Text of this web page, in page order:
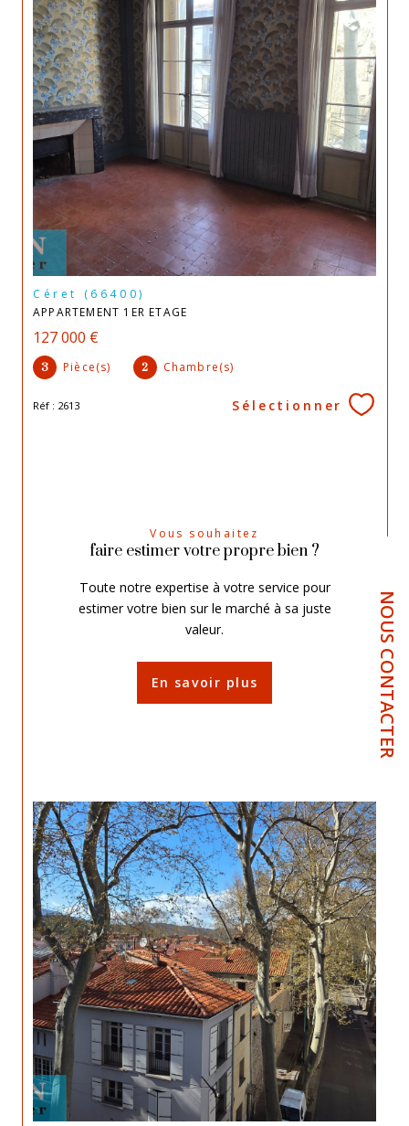
NOUS CONTACTER
Céret (66400)
APPARTEMENT 1ER ETAGE
127 000 €
3 Pièce(s) 2 Chambre(s)
Réf : 2613 Sélectionner
Vous souhaitez
faire estimer votre propre bien ?
Toute notre expertise à votre service pour
estimer votre bien sur le marché à sa juste
valeur.
En savoir plus